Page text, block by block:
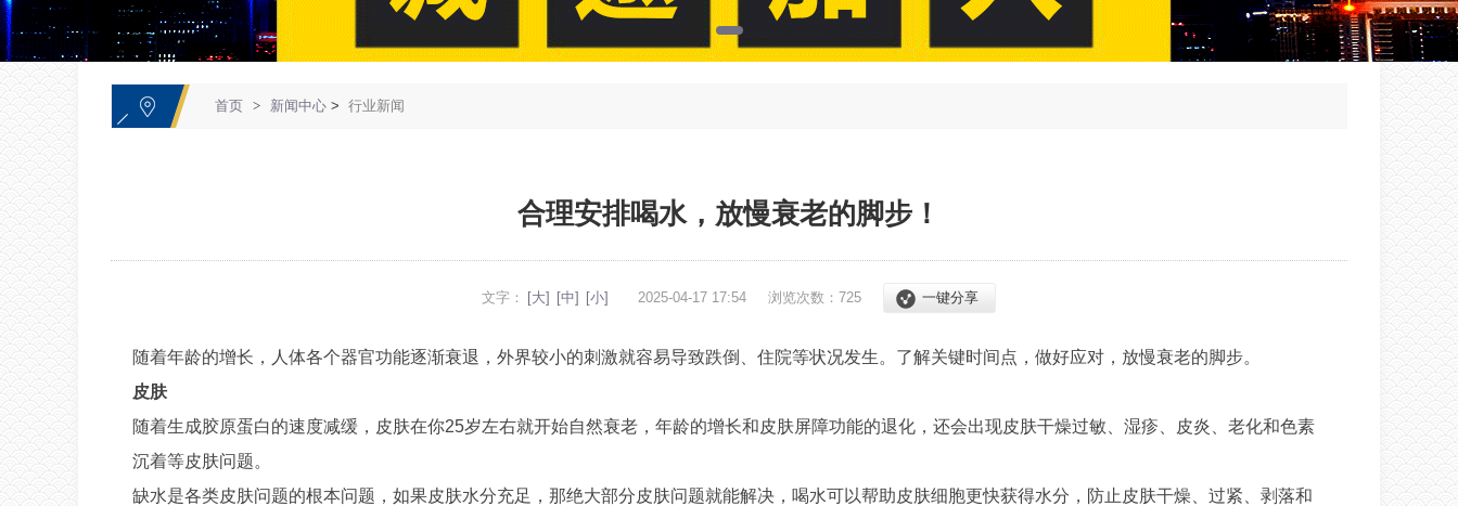
1
首页 > 新闻中心 > 行业新闻
合理安排喝水，放慢衰老的脚步！
文字： [大] [中] [小] 2025-04-17 17:54 浏览次数： 725 一键分享
随着年龄的增长，人体各个器官功能逐渐衰退，外界较小的刺激就容易导致跌倒、住院等状况发生。了解关键时间点，做好应对，放慢衰老的脚步。
皮肤
随着生成胶原蛋白的速度减缓，皮肤在你25岁左右就开始自然衰老，年龄的增长和皮肤屏障功能的退化，还会出现皮肤干燥过敏、湿疹、皮炎、老化和色素
沉着等皮肤问题。
缺水是各类皮肤问题的根本问题，如果皮肤水分充足，那绝大部分皮肤问题就能解决，喝水可以帮助皮肤细胞更快获得水分，防止皮肤干燥、过紧、剥落和